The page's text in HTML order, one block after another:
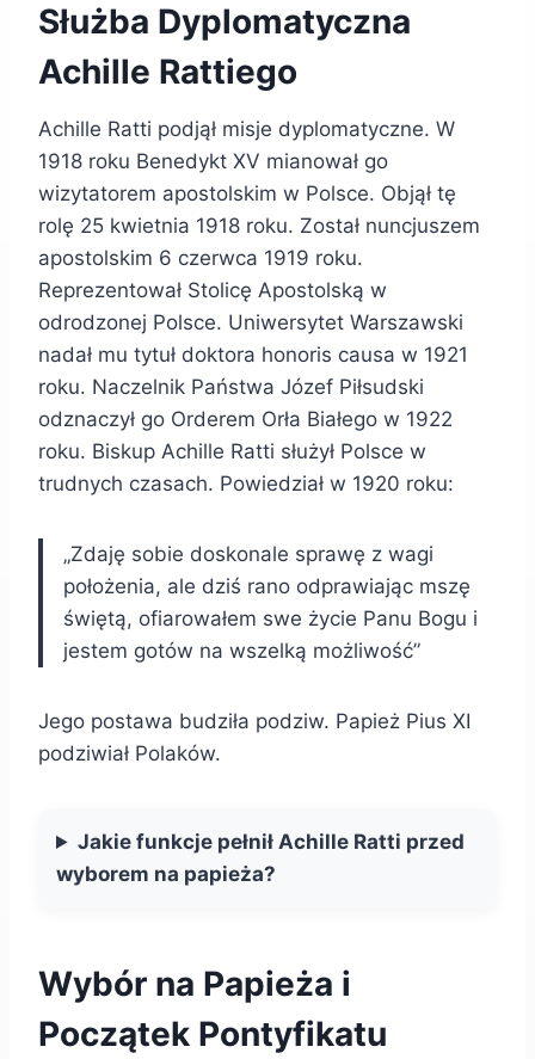
Służba Dyplomatyczna
Achille Rattiego
Achille Ratti podjął misje dyplomatyczne. W
1918 roku Benedykt XV mianował go
wizytatorem apostolskim w Polsce. Objął tę
rolę 25 kwietnia 1918 roku. Został nuncjuszem
apostolskim 6 czerwca 1919 roku.
Reprezentował Stolicę Apostolską w
odrodzonej Polsce. Uniwersytet Warszawski
nadał mu tytuł doktora honoris causa w 1921
roku. Naczelnik Państwa Józef Piłsudski
odznaczył go Orderem Orła Białego w 1922
roku. Biskup Achille Ratti służył Polsce w
trudnych czasach. Powiedział w 1920 roku:
„Zdaję sobie doskonale sprawę z wagi
położenia, ale dziś rano odprawiając mszę
świętą, ofiarowałem swe życie Panu Bogu i
jestem gotów na wszelką możliwość”
Jego postawa budziła podziw. Papież Pius XI
podziwiał Polaków.
Jakie funkcje pełnił Achille Ratti przed
wyborem na papieża?
Wybór na Papieża i
Początek Pontyfikatu